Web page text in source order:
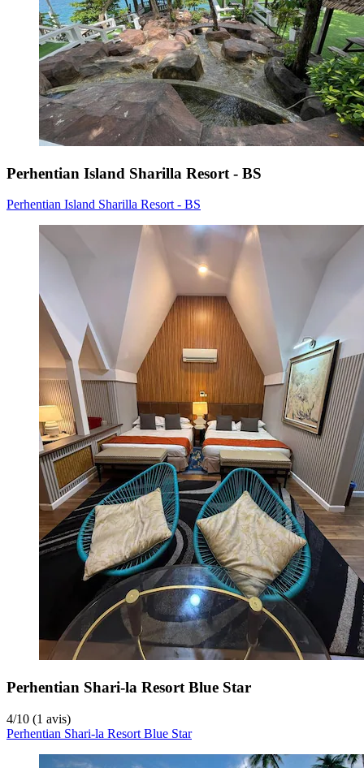
Perhentian Island Sharilla Resort - BS
Perhentian Island Sharilla Resort - BS
Perhentian Shari-la Resort Blue Star
4/10 (1 avis)
Perhentian Shari-la Resort Blue Star